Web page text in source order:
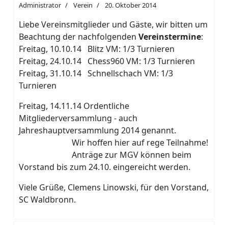
Administrator Verein 20. Oktober 2014
Liebe Vereinsmitglieder und Gäste, wir bitten um
Beachtung der nachfolgendenVereinstermine:
Freitag, 10.10.14 Blitz VM: 1/3 Turnieren
Freitag, 24.10.14 Chess960 VM: 1/3 Turnieren
Freitag, 31.10.14 Schnellschach VM: 1/3
Turnieren
Freitag, 14.11.14 Ordentliche
Mitgliederversammlung - auch
Jahreshauptversammlung 2014 genannt.
Wir hoffen hier auf rege Teilnahme!
Anträge zur MGV können beim
Vorstand bis zum 24.10. eingereicht werden.
Viele Grüße, Clemens Linowski, für den Vorstand,
SC Waldbronn.